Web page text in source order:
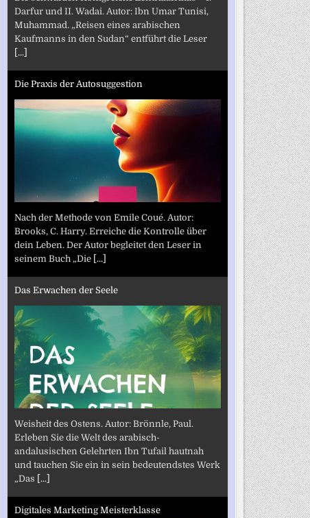
Darfur und II. Wadai. Autor: Ibn Umar Tunisi,
Muhammad. „Reisen eines arabischen
Kaufmanns in den Sudan“ entführt die Leser
[...]
Die Praxis der Autosuggestion
Nach der Methode von Emile Coué. Autor:
Brooks, C. Harry. Erreiche die Kontrolle über
dein Leben. Der Autor begleitet den Leser in
seinem Buch „Die [...]
Das Erwachen der Seele
Weisheit des Ostens. Autor: Brönnle, Paul.
Erleben Sie die Welt des arabisch-
andalusischen Gelehrten Ibn Tufail hautnah
und tauchen Sie ein in sein bedeutendstes Werk
„Das [...]
Digitales Marketing Meisterklasse